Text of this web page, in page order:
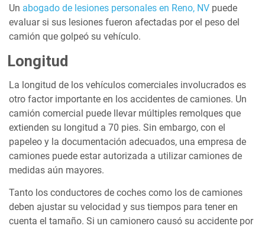
Un abogado de lesiones personales en Reno, NV puede
evaluar si sus lesiones fueron afectadas por el peso del
camión que golpeó su vehículo.
Longitud
La longitud de los vehículos comerciales involucrados es
otro factor importante en los accidentes de camiones. Un
camión comercial puede llevar múltiples remolques que
extienden su longitud a 70 pies. Sin embargo, con el
papeleo y la documentación adecuados, una empresa de
camiones puede estar autorizada a utilizar camiones de
medidas aún mayores.
Tanto los conductores de coches como los de camiones
deben ajustar su velocidad y sus tiempos para tener en
cuenta el tamaño. Si un camionero causó su accidente por